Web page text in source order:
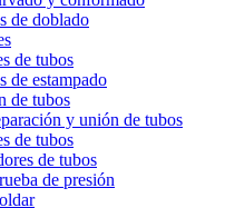
de doblado
de tubos
de estampado
de tubos
y unión de tubos
de tubos
de tubos
de presión